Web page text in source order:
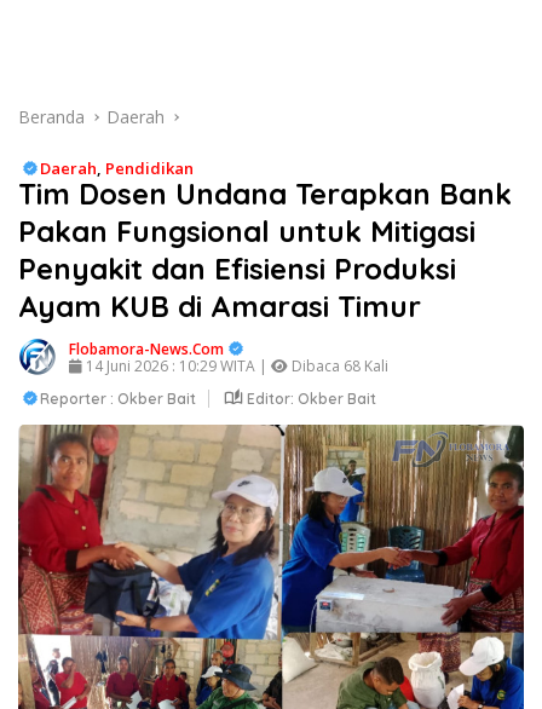
Beranda Daerah
Daerah, Pendidikan
Tim Dosen Undana Terapkan Bank
Pakan Fungsional untuk Mitigasi
Penyakit dan Efisiensi Produksi
Ayam KUB di Amarasi Timur
Flobamora-News.Com
14 Juni 2026 : 10:29 WITA |
Dibaca 68 Kali
Reporter : Okber Bait Editor: Okber Bait